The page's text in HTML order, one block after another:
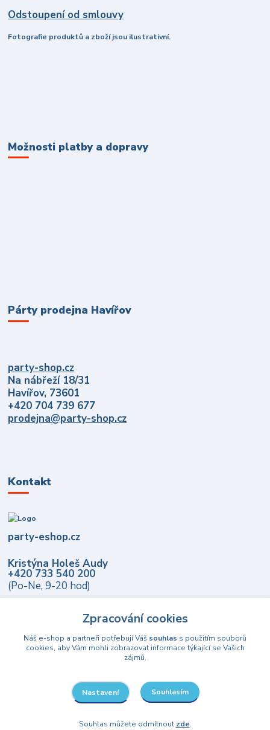
Odstoupení od smlouvy
Fotografie produktů a zboží jsou ilustrativní.
Možnosti platby a dopravy
Párty prodejna Havířov
party-shop.cz
Na nábřeží 18/31
Havířov, 73601
+420 704 739 677
prodejna@party-shop.cz
Kontakt
party-eshop.cz
Kristýna Holeš Audy
+420 733 540 200
(Po-Ne, 9-20 hod)
Upravit sběr cookies.
© 2021-2026 party-eshop.cz
Zpracování cookies
Náš e-shop a partneři potřebují Váš souhlas s použitím souborů
cookies, aby Vám mohli zobrazovat informace týkající se Vašich
zájmů.
Nastavení Souhlasím
Souhlas můžete odmítnout zde.